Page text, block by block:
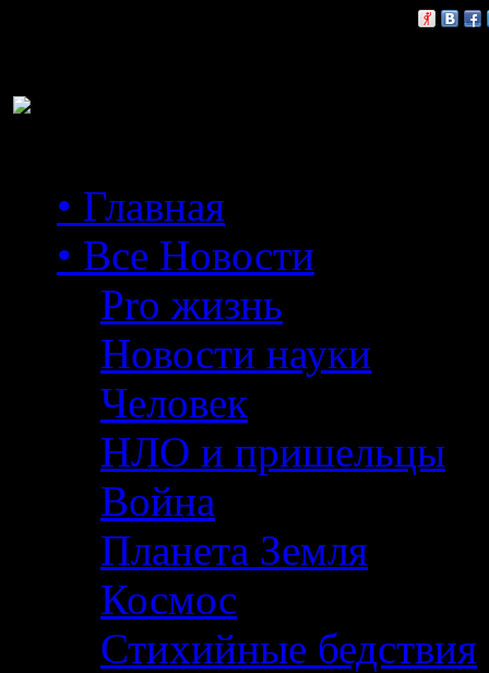
• Главная
• Все Новости
Pro жизнь
Новости науки
Человек
НЛО и пришельцы
Война
Планета Земля
Космос
Стихийные бедствия